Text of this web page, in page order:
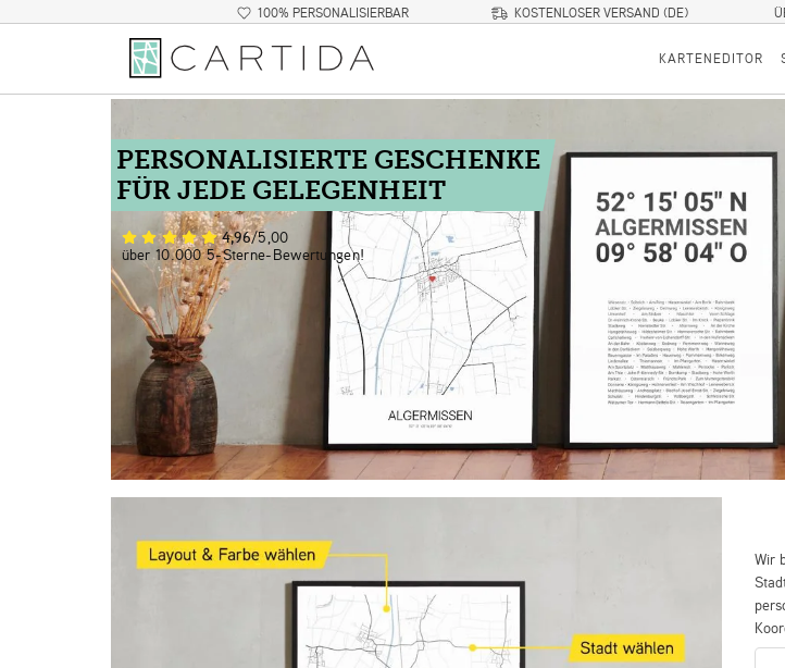
100% PERSONALISIERBAR KOSTENLOSER VERSAND (DE)
KARTENEDITOR
PERSONALISIERTE GESCHENKE
FÜR JEDE GELEGENHEIT
4,96/5,00
über 10.000 5-Sterne-Bewertungen!
Wir